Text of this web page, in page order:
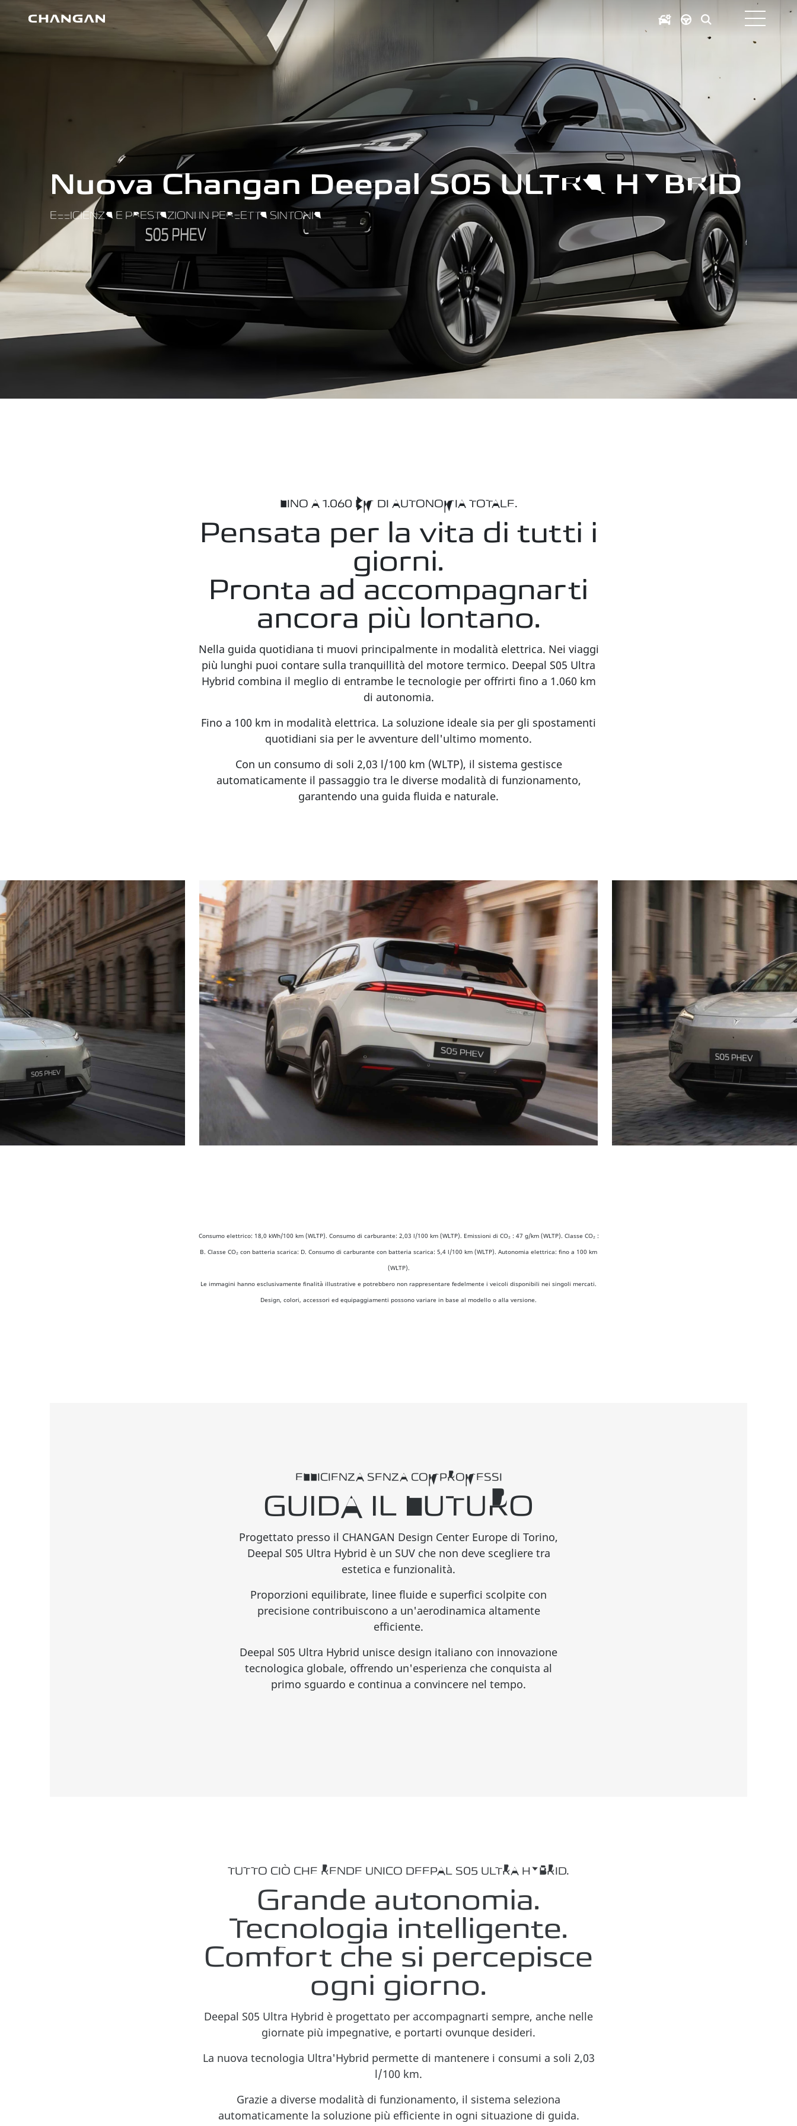
Nuova Changan Deepal S05 ULTRA HYBRID
EFFICIENZA E PRESTAZIONI IN PERFETTA SINTONIA
FINO A 1.060 KM DI AUTONOMIA TOTALE.
Pensata per la vita di tutti i
giorni.
Pronta ad accompagnarti
ancora più lontano.
Nella guida quotidiana ti muovi principalmente in modalità elettrica. Nei viaggi
più lunghi puoi contare sulla tranquillità del motore termico. Deepal S05 Ultra
Hybrid combina il meglio di entrambe le tecnologie per offrirti fino a 1.060 km
di autonomia.
Fino a 100 km in modalità elettrica. La soluzione ideale sia per gli spostamenti
quotidiani sia per le avventure dell'ultimo momento.
Con un consumo di soli 2,03 l/100 km (WLTP), il sistema gestisce
automaticamente il passaggio tra le diverse modalità di funzionamento,
garantendo una guida fluida e naturale.
Consumo elettrico: 18,0 kWh/100 km (WLTP). Consumo di carburante: 2,03 l/100 km (WLTP). Emissioni di CO₂ : 47 g/km (WLTP). Classe CO₂ :
B. Classe CO₂ con batteria scarica: D. Consumo di carburante con batteria scarica: 5,4 l/100 km (WLTP). Autonomia elettrica: fino a 100 km
(WLTP).
Le immagini hanno esclusivamente finalità illustrative e potrebbero non rappresentare fedelmente i veicoli disponibili nei singoli mercati.
Design, colori, accessori ed equipaggiamenti possono variare in base al modello o alla versione.
EFFICIENZA SENZA COMPROMESSI
GUIDA IL FUTURO
Progettato presso il CHANGAN Design Center Europe di Torino,
Deepal S05 Ultra Hybrid è un SUV che non deve scegliere tra
estetica e funzionalità.
Proporzioni equilibrate, linee fluide e superfici scolpite con
precisione contribuiscono a un'aerodinamica altamente
efficiente.
Deepal S05 Ultra Hybrid unisce design italiano con innovazione
tecnologica globale, offrendo un'esperienza che conquista al
primo sguardo e continua a convincere nel tempo.
TUTTO CIÒ CHE RENDE UNICO DEEPAL S05 ULTRA HYBRID.
Grande autonomia.
Tecnologia intelligente.
Comfort che si percepisce
ogni giorno.
Deepal S05 Ultra Hybrid è progettato per accompagnarti sempre, anche nelle
giornate più impegnative, e portarti ovunque desideri.
La nuova tecnologia Ultra'Hybrid permette di mantenere i consumi a soli 2,03
l/100 km.
Grazie a diverse modalità di funzionamento, il sistema seleziona
automaticamente la soluzione più efficiente in ogni situazione di guida.